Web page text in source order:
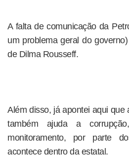
A falta de comunicação da
um problema geral do
de Dilma Rousseff.
Além disso, já apontei aqui que
também ajuda a
monitoramento, por parte
acontece dentro da estatal.